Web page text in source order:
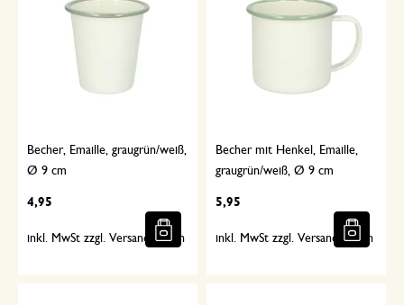
Becher, Emaille, graugrün/weiß,
Ø 9 cm
4,95
inkl. MwSt zzgl. Versandkosten
Becher mit Henkel, Emaille,
graugrün/weiß, Ø 9 cm
5,95
inkl. MwSt zzgl. Versandkosten